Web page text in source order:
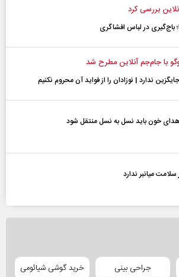
بررسی کرد
باج‌گیری در لباس افشاگری
با جام‌جم آنلاین مطرح شد
ندارد | نوزادان را از فواید آن محروم نکنیم
خون باید نسل به نسل منتقل شود
میانبر ندارد
جراحی بینی خرید گوشی شیائومی